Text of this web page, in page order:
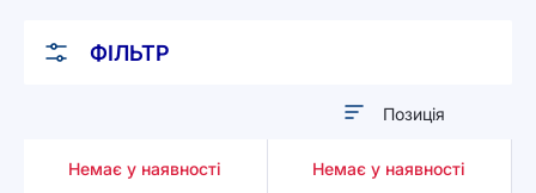
Сортувати
порядку
Немає у наявності Немає у наявності
ФІЛЬТР